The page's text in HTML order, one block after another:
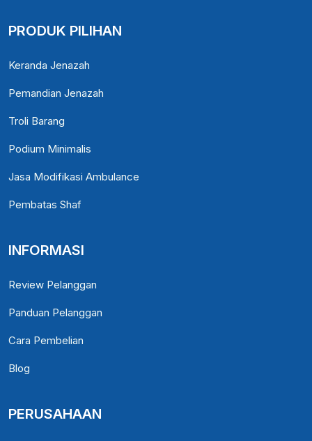
PRODUK PILIHAN
Keranda Jenazah
Pemandian Jenazah
Troli Barang
Podium Minimalis
Jasa Modifikasi Ambulance
Pembatas Shaf
INFORMASI
Review Pelanggan
Panduan Pelanggan
Cara Pembelian
Blog
PERUSAHAAN